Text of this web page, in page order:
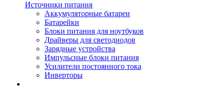
Источники питания
Аккумуляторные батареи
Батарейки
Блоки питания для ноутбуков
Драйверы для светодиодов
Зарядные устройства
Импульсные блоки питания
Усилители постоянного тока
Инверторы